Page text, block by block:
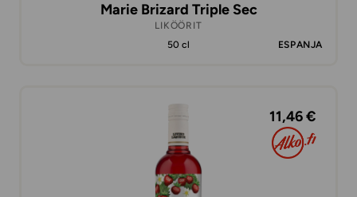
Marie Brizard Triple Sec
LIKÖÖRIT
50 cl
ESPANJA
11,46 €